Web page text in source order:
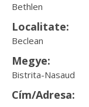
Bethlen
Localitate:
Beclean
Megye:
Bistrita-Nasaud
Cím/Adresa: